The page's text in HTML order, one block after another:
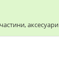
аксесуари